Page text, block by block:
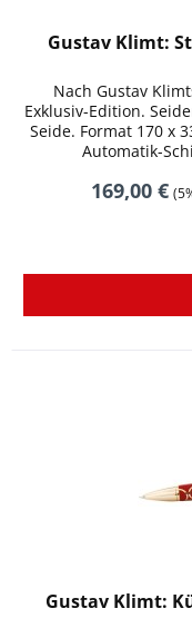
Gustav Klimt:
Nach Gustav
Exklusiv-Edition.
Seide. Format 170 x
Automatik-
169,00 €
Gustav Klimt: